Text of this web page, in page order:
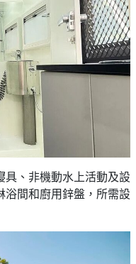
具、非機動水上活動及設
浴間和廚用鋅盤，所需設